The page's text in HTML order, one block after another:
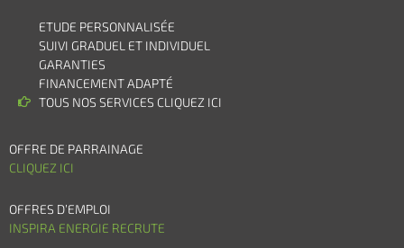
ETUDE PERSONNALISÉE
SUIVI GRADUEL ET INDIVIDUEL
GARANTIES
FINANCEMENT ADAPTÉ
TOUS NOS SERVICES CLIQUEZ ICI
OFFRE DE PARRAINAGE
CLIQUEZ ICI
OFFRES D’EMPLOI
INSPIRA ENERGIE RECRUTE